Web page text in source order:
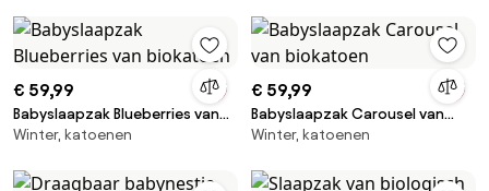
€ 59,99
Babyslaapzak Blueberries van
biokatoen
Winter, katoenen
€ 59,99
Babyslaapzak Carousel van
biokatoen
Winter, katoenen